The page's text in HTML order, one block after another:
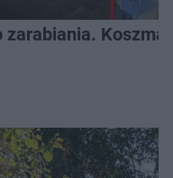
zarabiania.